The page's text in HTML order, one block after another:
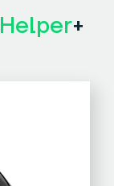
Helper+